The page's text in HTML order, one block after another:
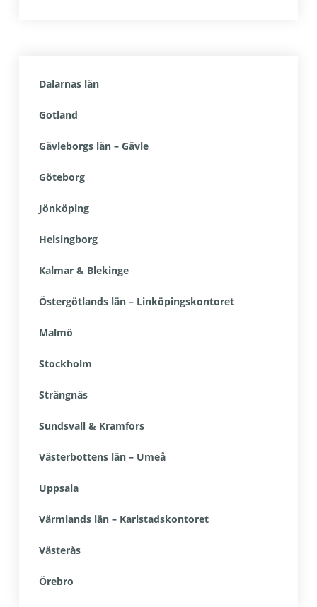
Dalarnas län
Gotland
Gävleborgs län – Gävle
Göteborg
Jönköping
Helsingborg
Kalmar & Blekinge
Östergötlands län – Linköpingskontoret
Malmö
Stockholm
Strängnäs
Sundsvall & Kramfors
Västerbottens län – Umeå
Uppsala
Värmlands län – Karlstadskontoret
Västerås
Örebro